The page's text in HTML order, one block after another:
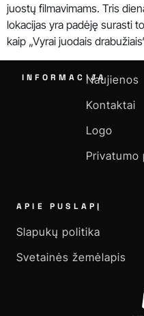
juostų filmavimams. Tris
lokacijas yra padėję surasti
kaip „Vyrai juodais
INFORMACIJANaujienos
Kontaktai
Logo
Privatumo
APIE PUSLAPĮ
Slapukų politika
Svetainės žemėlapis